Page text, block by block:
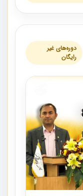
دوره‌های غیر
رایگان